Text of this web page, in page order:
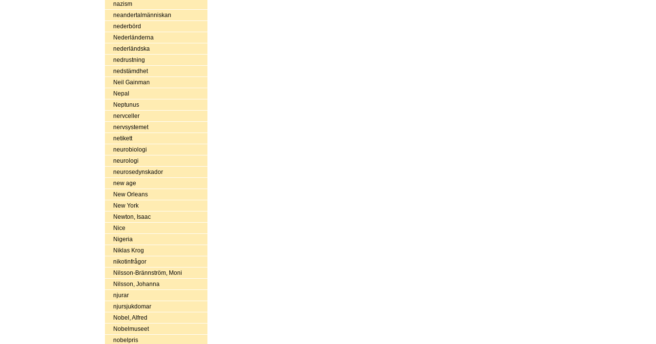
nazism
neandertalmänniskan
nederbörd
Nederländerna
nederländska
nedrustning
nedstämdhet
Neil Gainman
Nepal
Neptunus
nervceller
nervsystemet
netikett
neurobiologi
neurologi
neurosedynskador
new age
New Orleans
New York
Newton, Isaac
Nice
Nigeria
Niklas Krog
nikotinfrågor
Nilsson-Brännström, Moni
Nilsson, Johanna
njurar
njursjukdomar
Nobel, Alfred
Nobelmuseet
nobelpris